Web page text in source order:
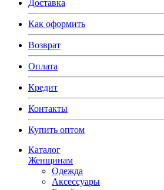
Доставка
Как оформить
Возврат
Оплата
Кредит
Контакты
Купить оптом
Каталог
Женщинам
Одежда
Аксессуары